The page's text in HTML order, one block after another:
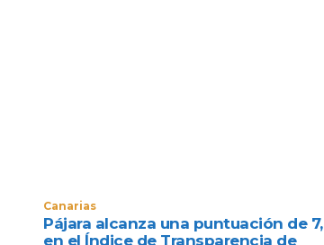
Canarias
Pájara alcanza una puntuación de
en el Índice de Transparencia de